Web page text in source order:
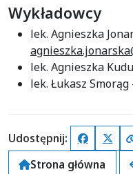
Wykładowcy
lek. Agnieszka
lek. Agnieszka
lek. Łukasz Smorąg
Udostępnij: Facebook
X
Strona główna